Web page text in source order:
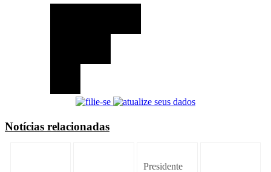
Notícias relacionadas
Presidente